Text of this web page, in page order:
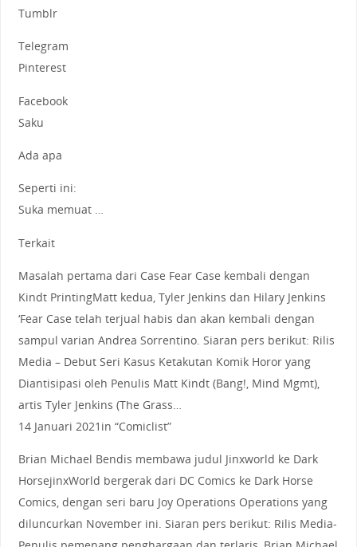
Tumblr
Telegram
Pinterest
Facebook
Saku
Ada apa
Seperti ini:
Suka memuat …
Terkait
Masalah pertama dari Case Fear Case kembali dengan
Kindt PrintingMatt kedua, Tyler Jenkins dan Hilary Jenkins
‘Fear Case telah terjual habis dan akan kembali dengan
sampul varian Andrea Sorrentino. Siaran pers berikut: Rilis
Media – Debut Seri Kasus Ketakutan Komik Horor yang
Diantisipasi oleh Penulis Matt Kindt (Bang!, Mind Mgmt),
artis Tyler Jenkins (The Grass…
14 Januari 2021in “Comiclist”
Brian Michael Bendis membawa judul Jinxworld ke Dark
HorsejinxWorld bergerak dari DC Comics ke Dark Horse
Comics, dengan seri baru Joy Operations Operations yang
diluncurkan November ini. Siaran pers berikut: Rilis Media-